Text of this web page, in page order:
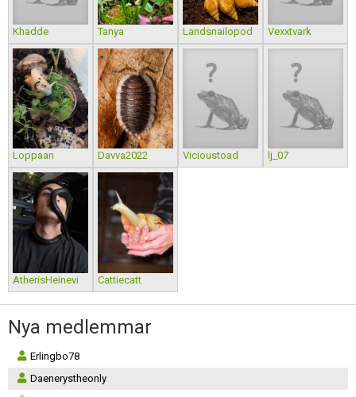
Khadde Tanya Landsnailopod Vexxtvark
Loppaan Davva2022 Vicioustoad lj_07
AtherisHeinevi Cattiecatt
Nya medlemmar
Erlingbo78
Daenerystheonly